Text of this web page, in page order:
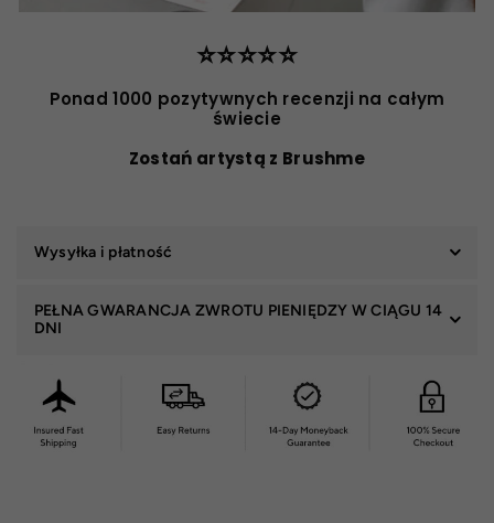
⭐️⭐️⭐️⭐️⭐️
Ponad 1000 pozytywnych recenzji na całym
świecie
Zostań artystą z Brushme
Wysyłka i płatność
PEŁNA GWARANCJA ZWROTU PIENIĘDZY W CIĄGU 14
DNI